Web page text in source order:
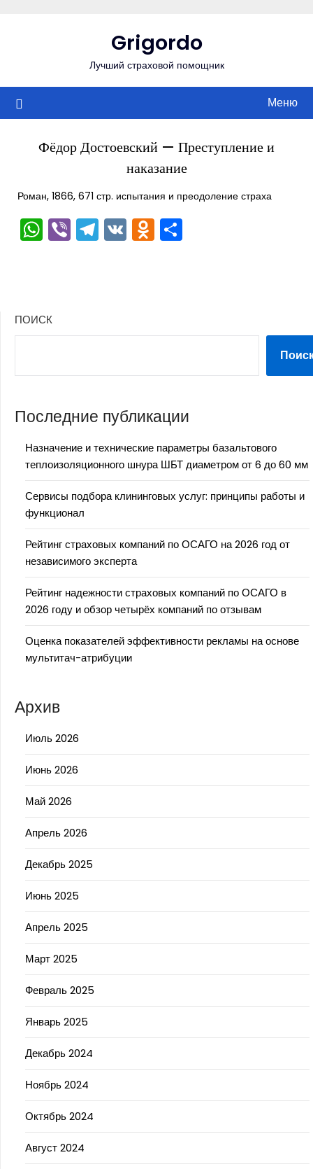
Grigordo
Лучший страховой помощник
Меню
Фёдор Достоевский — Преступление и
наказание
Роман, 1866, 671 стр. испытания и преодоление страха
WhatsApp
ViberTelegram
VKOdnoklassniki
ПОИСК
Последние публикации
Назначение и технические параметры базальтового
теплоизоляционного шнура ШБТ диаметром от 6 до 60 мм
Сервисы подбора клининговых услуг: принципы работы и
функционал
Рейтинг страховых компаний по ОСАГО на 2026 год от
независимого эксперта
Рейтинг надежности страховых компаний по ОСАГО в
2026 году и обзор четырёх компаний по отзывам
Оценка показателей эффективности рекламы на основе
мультитач-атрибуции
Архив
Июль 2026
Июнь 2026
Май 2026
Апрель 2026
Декабрь 2025
Июнь 2025
Апрель 2025
Март 2025
Февраль 2025
Январь 2025
Декабрь 2024
Ноябрь 2024
Октябрь 2024
Август 2024